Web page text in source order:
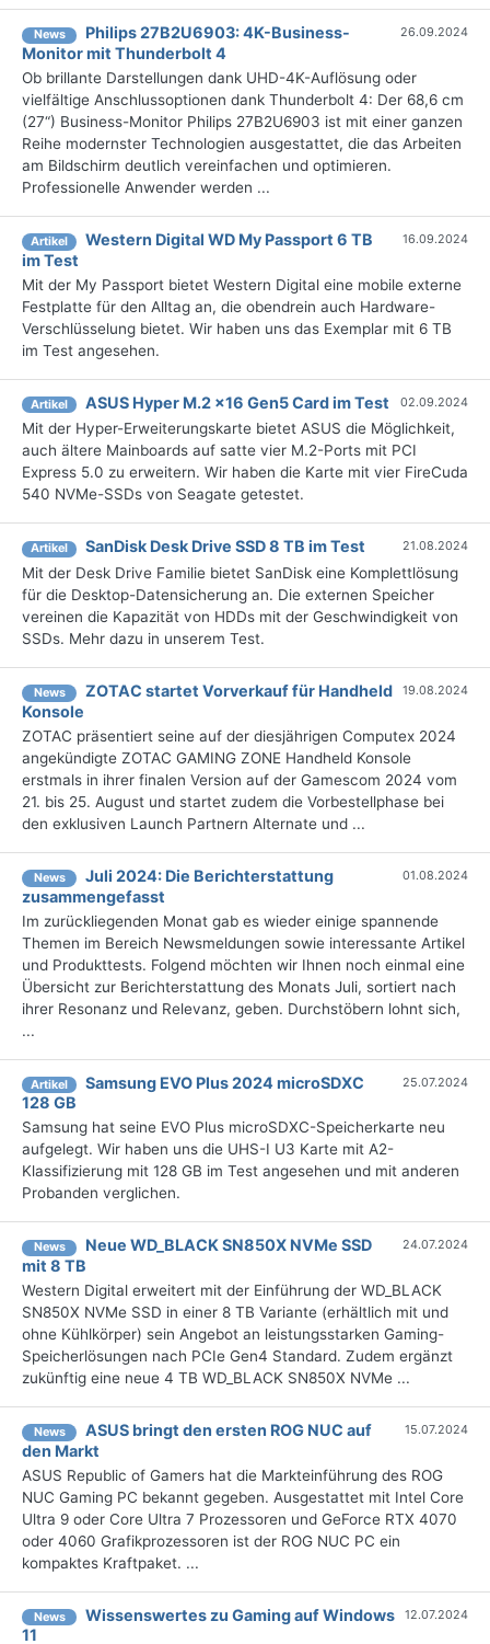
News
Philips 27B2U6903: 4K-Business-
Monitor mit Thunderbolt 4
26.09.2024
Ob brillante Darstellungen dank UHD-4K-Auflösung oder
vielfältige Anschlussoptionen dank Thunderbolt 4: Der 68,6 cm
(27“) Business-Monitor Philips 27B2U6903 ist mit einer ganzen
Reihe modernster Technologien ausgestattet, die das Arbeiten
am Bildschirm deutlich vereinfachen und optimieren.
Professionelle Anwender werden ...
Artikel
Western Digital WD My Passport 6 TB
im Test
16.09.2024
Mit der My Passport bietet Western Digital eine mobile externe
Festplatte für den Alltag an, die obendrein auch Hardware-
Verschlüsselung bietet. Wir haben uns das Exemplar mit 6 TB
im Test angesehen.
Artikel ASUS Hyper M.2 x16 Gen5 Card im Test 02.09.2024
Mit der Hyper-Erweiterungskarte bietet ASUS die Möglichkeit,
auch ältere Mainboards auf satte vier M.2-Ports mit PCI
Express 5.0 zu erweitern. Wir haben die Karte mit vier FireCuda
540 NVMe-SSDs von Seagate getestet.
Artikel SanDisk Desk Drive SSD 8 TB im Test 21.08.2024
Mit der Desk Drive Familie bietet SanDisk eine Komplettlösung
für die Desktop-Datensicherung an. Die externen Speicher
vereinen die Kapazität von HDDs mit der Geschwindigkeit von
SSDs. Mehr dazu in unserem Test.
News
ZOTAC startet Vorverkauf für Handheld
Konsole
19.08.2024
ZOTAC präsentiert seine auf der diesjährigen Computex 2024
angekündigte ZOTAC GAMING ZONE Handheld Konsole
erstmals in ihrer finalen Version auf der Gamescom 2024 vom
21. bis 25. August und startet zudem die Vorbestellphase bei
den exklusiven Launch Partnern Alternate und ...
News
Juli 2024: Die Bericht­erstattung
zusammengefasst
01.08.2024
Im zurückliegenden Monat gab es wieder einige spannende
Themen im Bereich Newsmeldungen sowie interessante Artikel
und Produkttests. Folgend möchten wir Ihnen noch einmal eine
Übersicht zur Berichterstattung des Monats Juli, sortiert nach
ihrer Resonanz und Relevanz, geben. Durchstöbern lohnt sich,
...
Artikel
Samsung EVO Plus 2024 microSDXC
128 GB
25.07.2024
Samsung hat seine EVO Plus microSDXC-Speicherkarte neu
aufgelegt. Wir haben uns die UHS-I U3 Karte mit A2-
Klassifizierung mit 128 GB im Test angesehen und mit anderen
Probanden verglichen.
News
Neue WD_BLACK SN850X NVMe SSD
mit 8 TB
24.07.2024
Western Digital erweitert mit der Einführung der WD_BLACK
SN850X NVMe SSD in einer 8 TB Variante (erhältlich mit und
ohne Kühlkörper) sein Angebot an leistungsstarken Gaming-
Speicherlösungen nach PCIe Gen4 Standard. Zudem ergänzt
zukünftig eine neue 4 TB WD_BLACK SN850X NVMe ...
News
ASUS bringt den ersten ROG NUC auf
den Markt
15.07.2024
ASUS Republic of Gamers hat die Markteinführung des ROG
NUC Gaming PC bekannt gegeben. Ausgestattet mit Intel Core
Ultra 9 oder Core Ultra 7 Prozessoren und GeForce RTX 4070
oder 4060 Grafikprozessoren ist der ROG NUC PC ein
kompaktes Kraftpaket. ...
News
Wissenswertes zu Gaming auf Windows
11
12.07.2024